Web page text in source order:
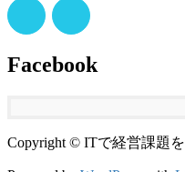
Facebook
Copyright © ITで経営課題を